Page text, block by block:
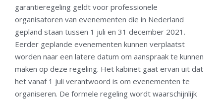
garantieregeling geldt voor professionele
organisatoren van evenementen die in Nederland
gepland staan tussen 1 juli en 31 december 2021.
Eerder geplande evenementen kunnen verplaatst
worden naar een latere datum om aanspraak te kunnen
maken op deze regeling. Het kabinet gaat ervan uit dat
het vanaf 1 juli verantwoord is om evenementen te
organiseren. De formele regeling wordt waarschijnlijk